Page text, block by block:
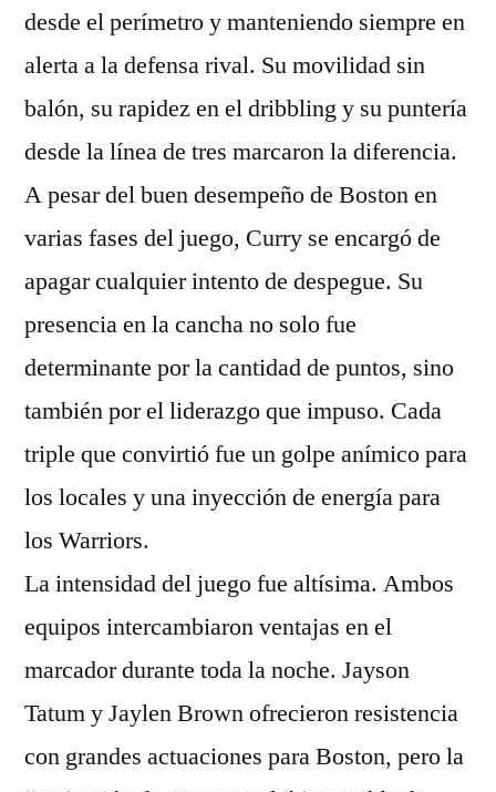
desde el perímetro y manteniendo siempre en
alerta a la defensa rival. Su movilidad sin
balón, su rapidez en el dribbling y su puntería
desde la línea de tres marcaron la diferencia.
A pesar del buen desempeño de Boston en
varias fases del juego, Curry se encargó de
apagar cualquier intento de despegue. Su
presencia en la cancha no solo fue
determinante por la cantidad de puntos, sino
también por el liderazgo que impuso. Cada
triple que convirtió fue un golpe anímico para
los locales y una inyección de energía para
los Warriors.
La intensidad del juego fue altísima. Ambos
equipos intercambiaron ventajas en el
marcador durante toda la noche. Jayson
Tatum y Jaylen Brown ofrecieron resistencia
con grandes actuaciones para Boston, pero la